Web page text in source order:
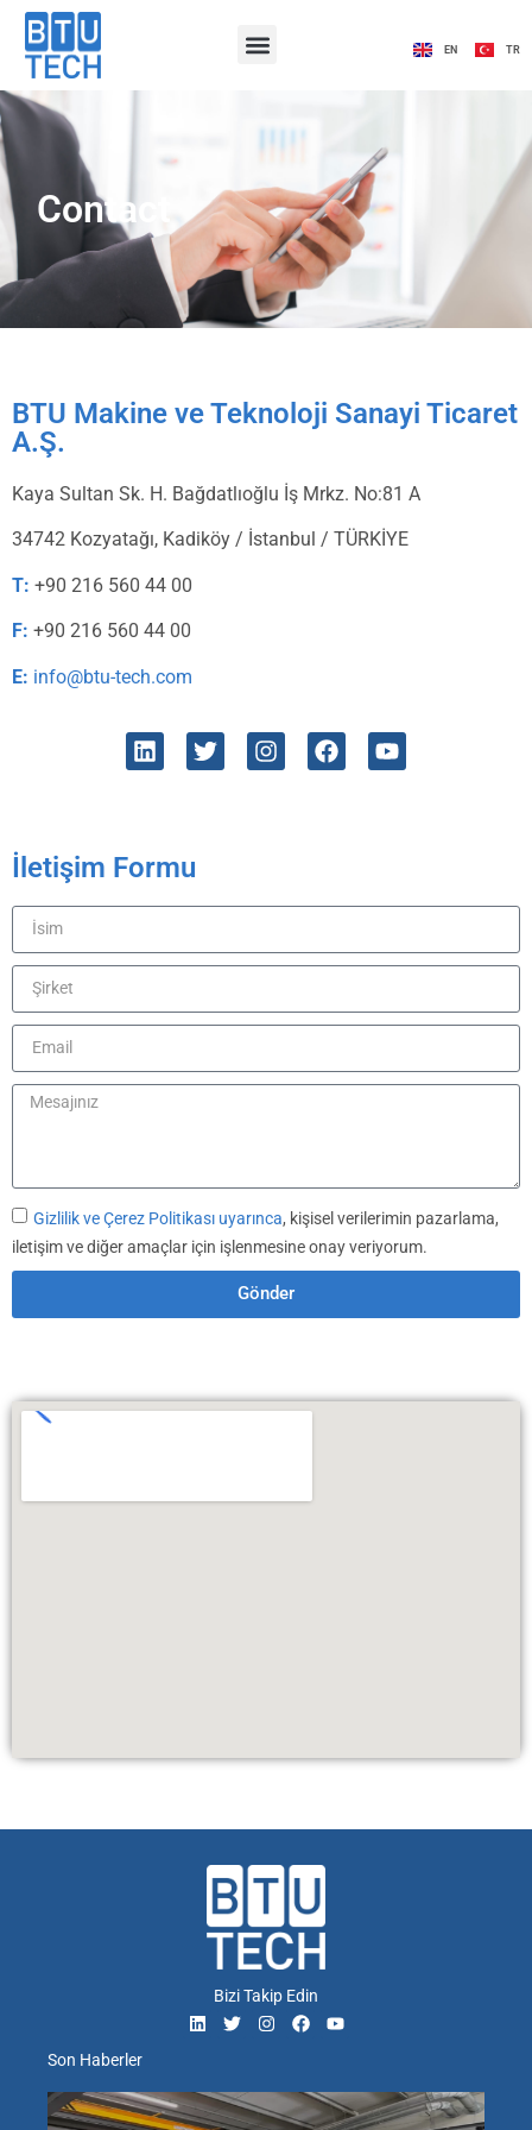
EN TR
Contact
BTU Makine ve Teknoloji Sanayi Ticaret
A.Ş.
Kaya Sultan Sk. H. Bağdatlıoğlu İş Mrkz. No:81 A
34742 Kozyatağı, Kadiköy / İstanbul / TÜRKİYE
T: +90 216 560 44 00
F: +90 216 560 44 00
E: info@btu-tech.com
İletişim Formu
Gizlilik ve Çerez Politikası uyarınca, kişisel verilerimin pazarlama,
iletişim ve diğer amaçlar için işlenmesine onay veriyorum.
Gönder
Bizi Takip Edin
Son Haberler